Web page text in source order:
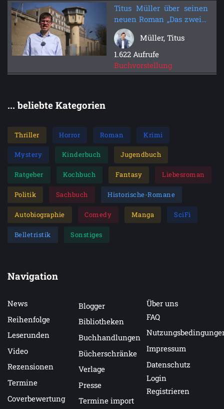
Titus Müller über seinen
neuen Roman „Das zweite
Geheimnis“
Müller, Titus
1.622 Aufrufe
Buchvorstellung
... beliebte Kategorien
Thriller Horror Roman Krimi
Mystery Kinderbuch Jugendbuch
Ratgeber Kochbuch Fantasy Liebesroman
Politik Sachbuch Historische-Romane
Autobiographie Comedy Manga SciFi
Belletristik Sonstiges
Navigation
News
Reihenfolge
Leserunden
Video
Rezensionen
Termine
Coverbewertung
Blogger
Bibliotheken
Buchhandlungen
Bücherschränke
Verlage
Presse
Termine import
Über uns
FAQ
Impressum
Datenschutz
Login
Registrieren